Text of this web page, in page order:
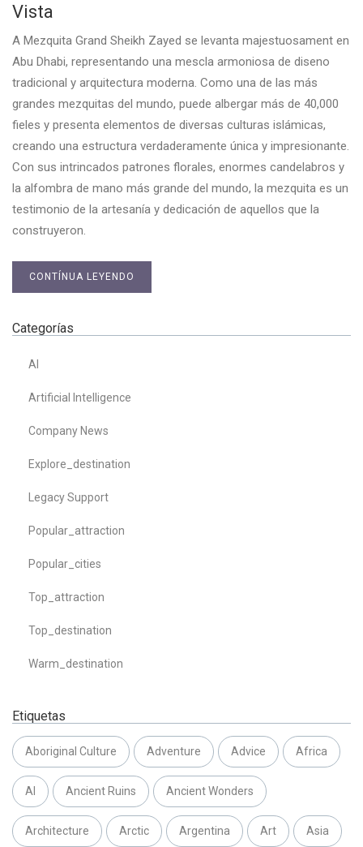
Vista
A Mezquita Grand Sheikh Zayed se levanta majestuosament en
Abu Dhabi, representando una mescla armoniosa de diseno
tradicional y arquitectura moderna. Como una de las más
grandes mezquitas del mundo, puede albergar más de 40,000
fieles y presenta elementos de diversas culturas islámicas,
creando una estructura verdaderamente única y impresionante.
Con sus intrincados patrones florales, enormes candelabros y
la alfombra de mano más grande del mundo, la mezquita es un
testimonio de la artesanía y dedicación de aquellos que la
construyeron.
CONTÍNUA LEYENDO
Categorías
AI
Artificial Intelligence
Company News
Explore_destination
Legacy Support
Popular_attraction
Popular_cities
Top_attraction
Top_destination
Warm_destination
Etiquetas
Aboriginal Culture Adventure Advice Africa
AI Ancient Ruins Ancient Wonders
Architecture Arctic Argentina Art Asia